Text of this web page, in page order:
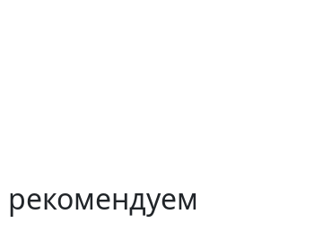
рекомендуем